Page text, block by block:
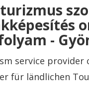
-
service provider
für ländlichen